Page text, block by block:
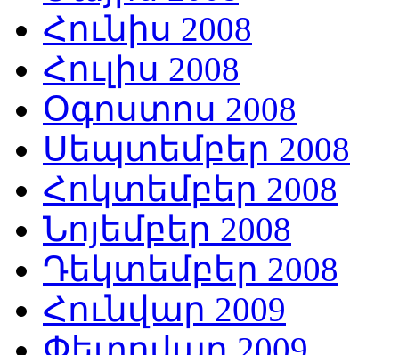
Հունիս 2008
Հուլիս 2008
Օգոստոս 2008
Սեպտեմբեր 2008
Հոկտեմբեր 2008
Նոյեմբեր 2008
Դեկտեմբեր 2008
Հունվար 2009